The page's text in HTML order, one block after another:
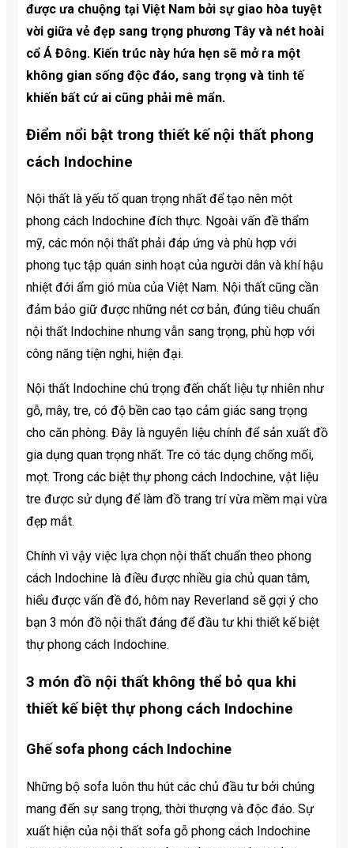
được ưa chuộng tại Việt Nam bởi sự giao hòa tuyệt
vời giữa vẻ đẹp sang trọng phương Tây và nét hoài
cổ Á Đông. Kiến trúc này hứa hẹn sẽ mở ra một
không gian sống độc đáo, sang trọng và tinh tế
khiến bất cứ ai cũng phải mê mẩn.
Điểm nổi bật trong thiết kế nội thất phong
cách Indochine
Nội thất là yếu tố quan trọng nhất để tạo nên một
phong cách Indochine đích thực. Ngoài vấn đề thẩm
mỹ, các món nội thất phải đáp ứng và phù hợp với
phong tục tập quán sinh hoạt của người dân và khí hậu
nhiệt đới ẩm gió mùa của Việt Nam. Nội thất cũng cần
đảm bảo giữ được những nét cơ bản, đúng tiêu chuẩn
nội thất Indochine nhưng vẫn sang trọng, phù hợp với
công năng tiện nghi, hiện đại.
Nội thất Indochine chú trọng đến chất liệu tự nhiên như
gỗ, mây, tre, có độ bền cao tạo cảm giác sang trọng
cho căn phòng. Đây là nguyên liệu chính để sản xuất đồ
gia dụng quan trọng nhất. Tre có tác dụng chống mối,
mọt. Trong các biệt thự phong cách Indochine, vật liệu
tre được sử dụng để làm đồ trang trí vừa mềm mại vừa
đẹp mắt.
Chính vì vậy việc lựa chọn nội thất chuẩn theo phong
cách Indochine là điều được nhiều gia chủ quan tâm,
hiểu được vấn đề đó, hôm nay Reverland sẽ gợi ý cho
bạn 3 món đồ nội thất đáng để đầu tư khi thiết kế biệt
thự phong cách Indochine.
3 món đồ nội thất không thể bỏ qua khi
thiết kế biệt thự phong cách Indochine
Ghế sofa phong cách Indochine
Những bộ sofa luôn thu hút các chủ đầu tư bởi chúng
mang đến sự sang trọng, thời thượng và độc đáo. Sự
xuất hiện của nội thất sofa gỗ phong cách Indochine